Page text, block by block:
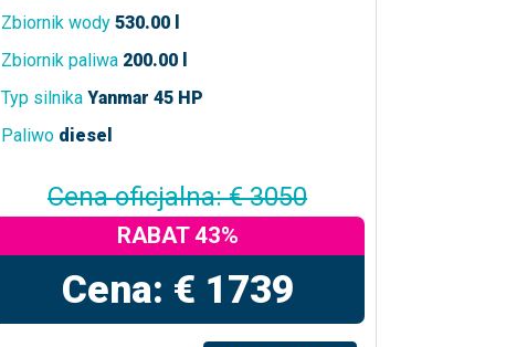
Zbiornik wody 530.00 l
Zbiornik paliwa 200.00 l
Typ silnika Yanmar 45 HP
Paliwo diesel
Cena oficjalna: € 3050
RABAT 43%
Cena: € 1739